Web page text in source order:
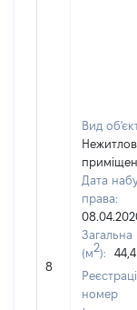
8
Вид
Дата
права:
(м2):
44,4
номер